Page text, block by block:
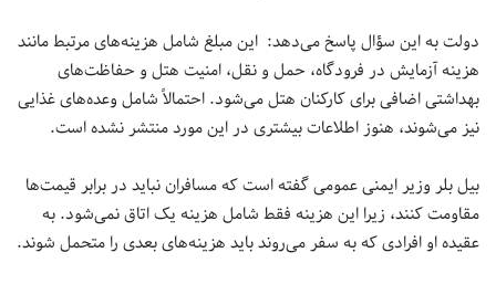
دولت به این سؤال پاسخ می‌دهد: این مبلغ شامل هزینه‌های مرتبط مانند
هزینه آزمایش در فرودگاه، حمل و نقل، امنیت هتل و حفاظت‌های
بهداشتی اضافی برای کارکنان هتل می‌شود. احتمالاً شامل وعده‌های غذایی
نیز می‌شوند، هنوز اطلاعات بیشتری در این مورد منتشر نشده است.
بیل بلر وزیر ایمنی عمومی گفته است که مسافران نباید در برابر قیمت‌ها
مقاومت کنند، زیرا این هزینه فقط شامل هزینه یک اتاق نمی‌شود. به
عقیده او افرادی که به سفر می‌روند باید هزینه‌های بعدی را متحمل شوند.